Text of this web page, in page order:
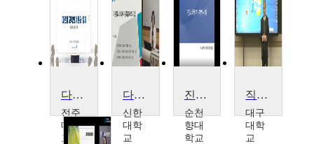
다문화교육의 이론과 실제
전주
대학
교
다문화유아지원
신한
대학
교
진로체험과 지역사회
순천
향대
학교
직업논리 및 논술
대구
대학
교